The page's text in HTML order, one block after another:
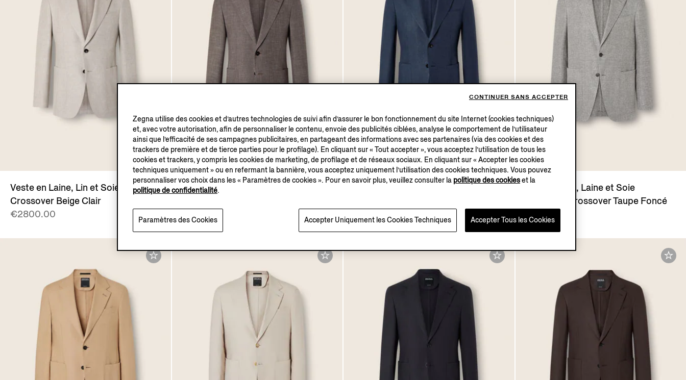
Veste en Laine, Lin et Soie
Crossover Beige Clair
€2800.00
Veste en Laine, Soie et Lin
€2800.00
Veste en Lin, Laine et Soie
€2800.00
Veste en Lin, Laine et Soie
Mélangés Crossover Taupe Foncé
et Blanc
Zegna utilise des cookies et d’autres technologies de suivi afin d’assurer le bon fonctionnement du site Internet (cookies techniques)
et, avec votre autorisation, afin de personnaliser le contenu, envoie des publicités ciblées, analyse le comportement de l’utilisateur
ainsi que l’efficacité de ses campagnes publicitaires, en partageant des informations avec ses partenaires (via des cookies et des
trackers de première et de tierce parties pour le profilage). En cliquant sur « Tout accepter », vous acceptez l’utilisation de tous les
cookies et trackers, y compris les cookies de marketing, de profilage et de réseaux sociaux. En cliquant sur « Accepter les cookies
techniques uniquement » ou en refermant la bannière, vous acceptez uniquement l’utilisation des cookies techniques. Vous pouvez
personnaliser vos choix dans les « Paramètres de cookies ». Pour en savoir plus, veuillez consulter la politique des cookieset la
politique de confidentialité.
Accepter Uniquement les Cookies Techniques Accepter Tous les Cookies
Paramètres des Cookies
CONTINUER SANS ACCEPTER